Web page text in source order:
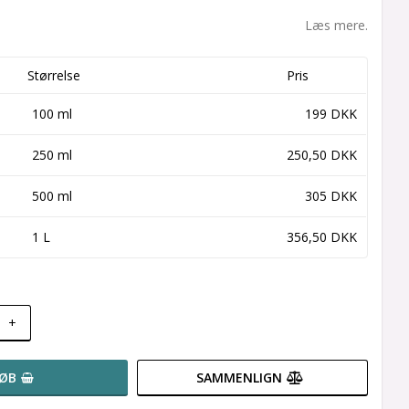
Læs mere.
Størrelse Pris
100 ml 199 DKK
250 ml 250,50 DKK
500 ml 305 DKK
1 L 356,50 DKK
+
SAMMENLIGN